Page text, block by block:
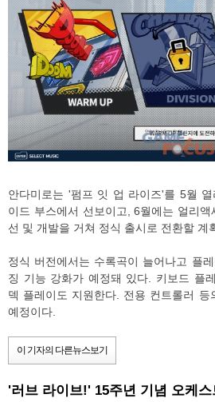
안다미로는 '펌프 잇 업 라이즈'를 5월
이드 부스에서 선보이고, 6월에는 얼리
선 및 개발을 거쳐 정식 출시로 전환할 계
정식 버전에서는 수록곡이 늘어나고 플
징 기능 강화가 예정돼 있다. 키보드 플
덱 플레이도 지원한다. 전용 컨트롤러
예정이다.
이 기자의 다른뉴스보기
'러브 라이브!' 15주년 기념 오케